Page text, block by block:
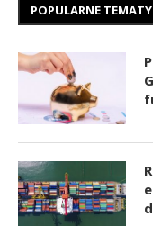
POPULARNE TEMATY